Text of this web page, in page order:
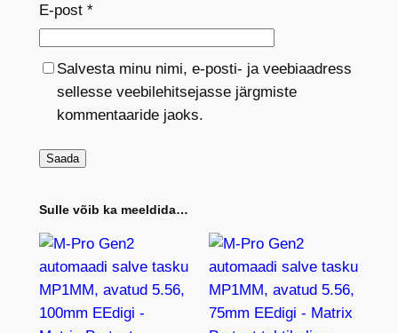
E-post *
Salvesta minu nimi, e-posti- ja veebiaadress
sellesse veebilehitsejasse järgmiste
kommentaaride jaoks.
Sulle võib ka meeldida…